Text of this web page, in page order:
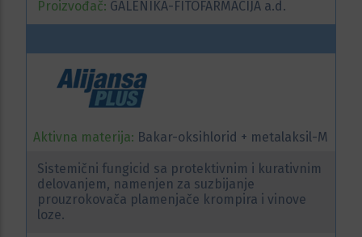
Proizvođač: GALENIKA-FITOFARMACIJA a.d.
Aktivna materija: Bakar-oksihlorid + metalaksil-M
Sistemični fungicid sa protektivnim i kurativnim
delovanjem, namenjen za suzbijanje
prouzrokovača plamenjače krompira i vinove
loze.